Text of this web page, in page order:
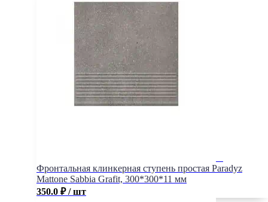
Фронтальная клинкерная ступень простая Paradyz
Mattone Sabbia Grafit, 300*300*11 мм
350.0 ₽ / шт